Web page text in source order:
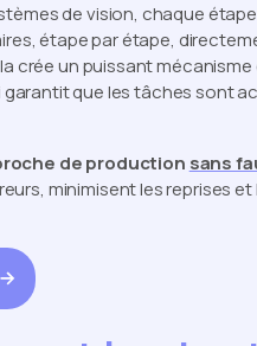
de vision, chaque
étape par étape,
crée un puissant
garantit que les tâches sont
de production sans
minimisent les reprises